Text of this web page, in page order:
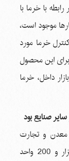
با خرما با
انبارها موجود است،
خرما مورد
این محصول
داخل، خرما
صنایع بود
معدن و تجارت
استان کرمان، با اشاره به اینکه بیش از هزار و 200 واحد